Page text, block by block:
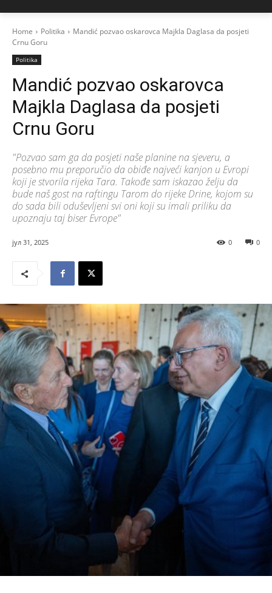
Home Politika
Mandić pozvao oskarovca Majkla Daglasa da posjeti
Crnu Goru
Politika
Mandić pozvao oskarovca
Majkla Daglasa da posjeti
Crnu Goru
"Pozvao sam ga da posjeti naše planine na sjeveru, a
posebno mu preporučio da obiđe najveći kanjon u Evropi
koji je stvorila rijeka Tara. Takođe sam iskazao želju da
bude naš gost na raftingu Tarom do rijeke Drine, kojom su
do sada bili oduševljeni svi oni koji su imali priliku da
upoznaju taj biser Evrope"
јул 31, 2025 0
0